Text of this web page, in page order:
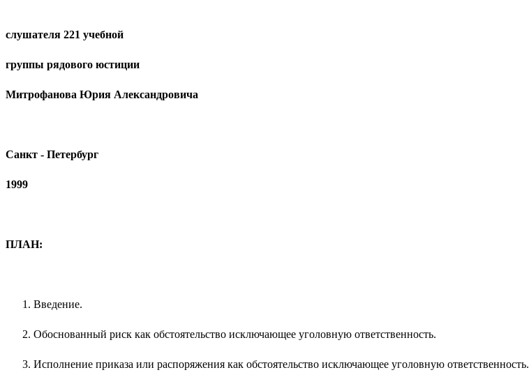
слушателя 221 учебной
группы рядового юстиции
Митрофанова Юрия Александровича
Санкт - Петербург
1999
ПЛАН:
Введение.
Обоснованный риск как обстоятельство исключающее уголовную ответственность.
Исполнение приказа или распоряжения как обстоятельство исключающее уголовную ответственность.